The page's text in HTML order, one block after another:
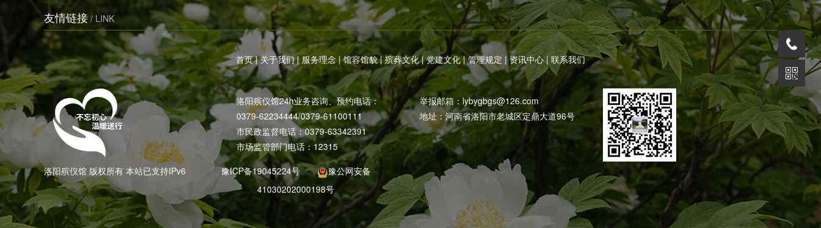
友情链接 / LINK
首页|关于我们|服务理念|馆容馆貌|殡葬文化|党建文化|管理规定 | 资讯中心|联系我们
洛阳殡仪馆24h业务咨询、预约电话：
0379-62234444/0379-61100111
市民政监督电话：0379-63342391
市场监管部门电话：12315
举报邮箱： lybygbgs@126.com
地址：河南省洛阳市老城区定鼎大道96号
洛阳殡仪馆 版权所有 本站已支持IPv6 豫ICP备19045224号
豫公网安备
41030202000198号